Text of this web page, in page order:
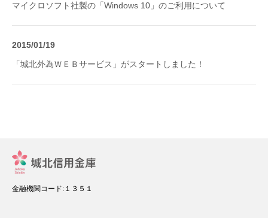
マイクロソフト社製の「Windows 10」のご利用について
2015/01/19
「城北外為ＷＥＢサービス」がスタートしました！
金融機関コード:１３５１